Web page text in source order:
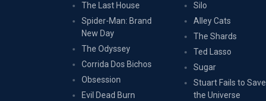
The Last House
Spider-Man: Brand
New Day
The Odyssey
Corrida Dos Bichos
Obsession
Evil Dead Burn
Silo
Alley Cats
The Shards
Ted Lasso
Sugar
Stuart Fails to Save
the Universe